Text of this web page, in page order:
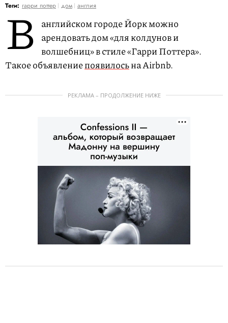
Теги: гарри поттер дом англия
В
английском городе Йорк можно
арендовать дом «для колдунов и
волшебниц» в стиле «Гарри Поттера».
Такое объявлениепоявилосьна Airbnb.
РЕКЛАМА – ПРОДОЛЖЕНИЕ НИЖЕ